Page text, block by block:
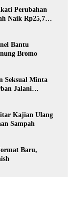
Perubahan
Naik Rp25,7
Bantu
Bromo
Seksual Minta
Jalani
Kajian Ulang
Sampah
Baru,